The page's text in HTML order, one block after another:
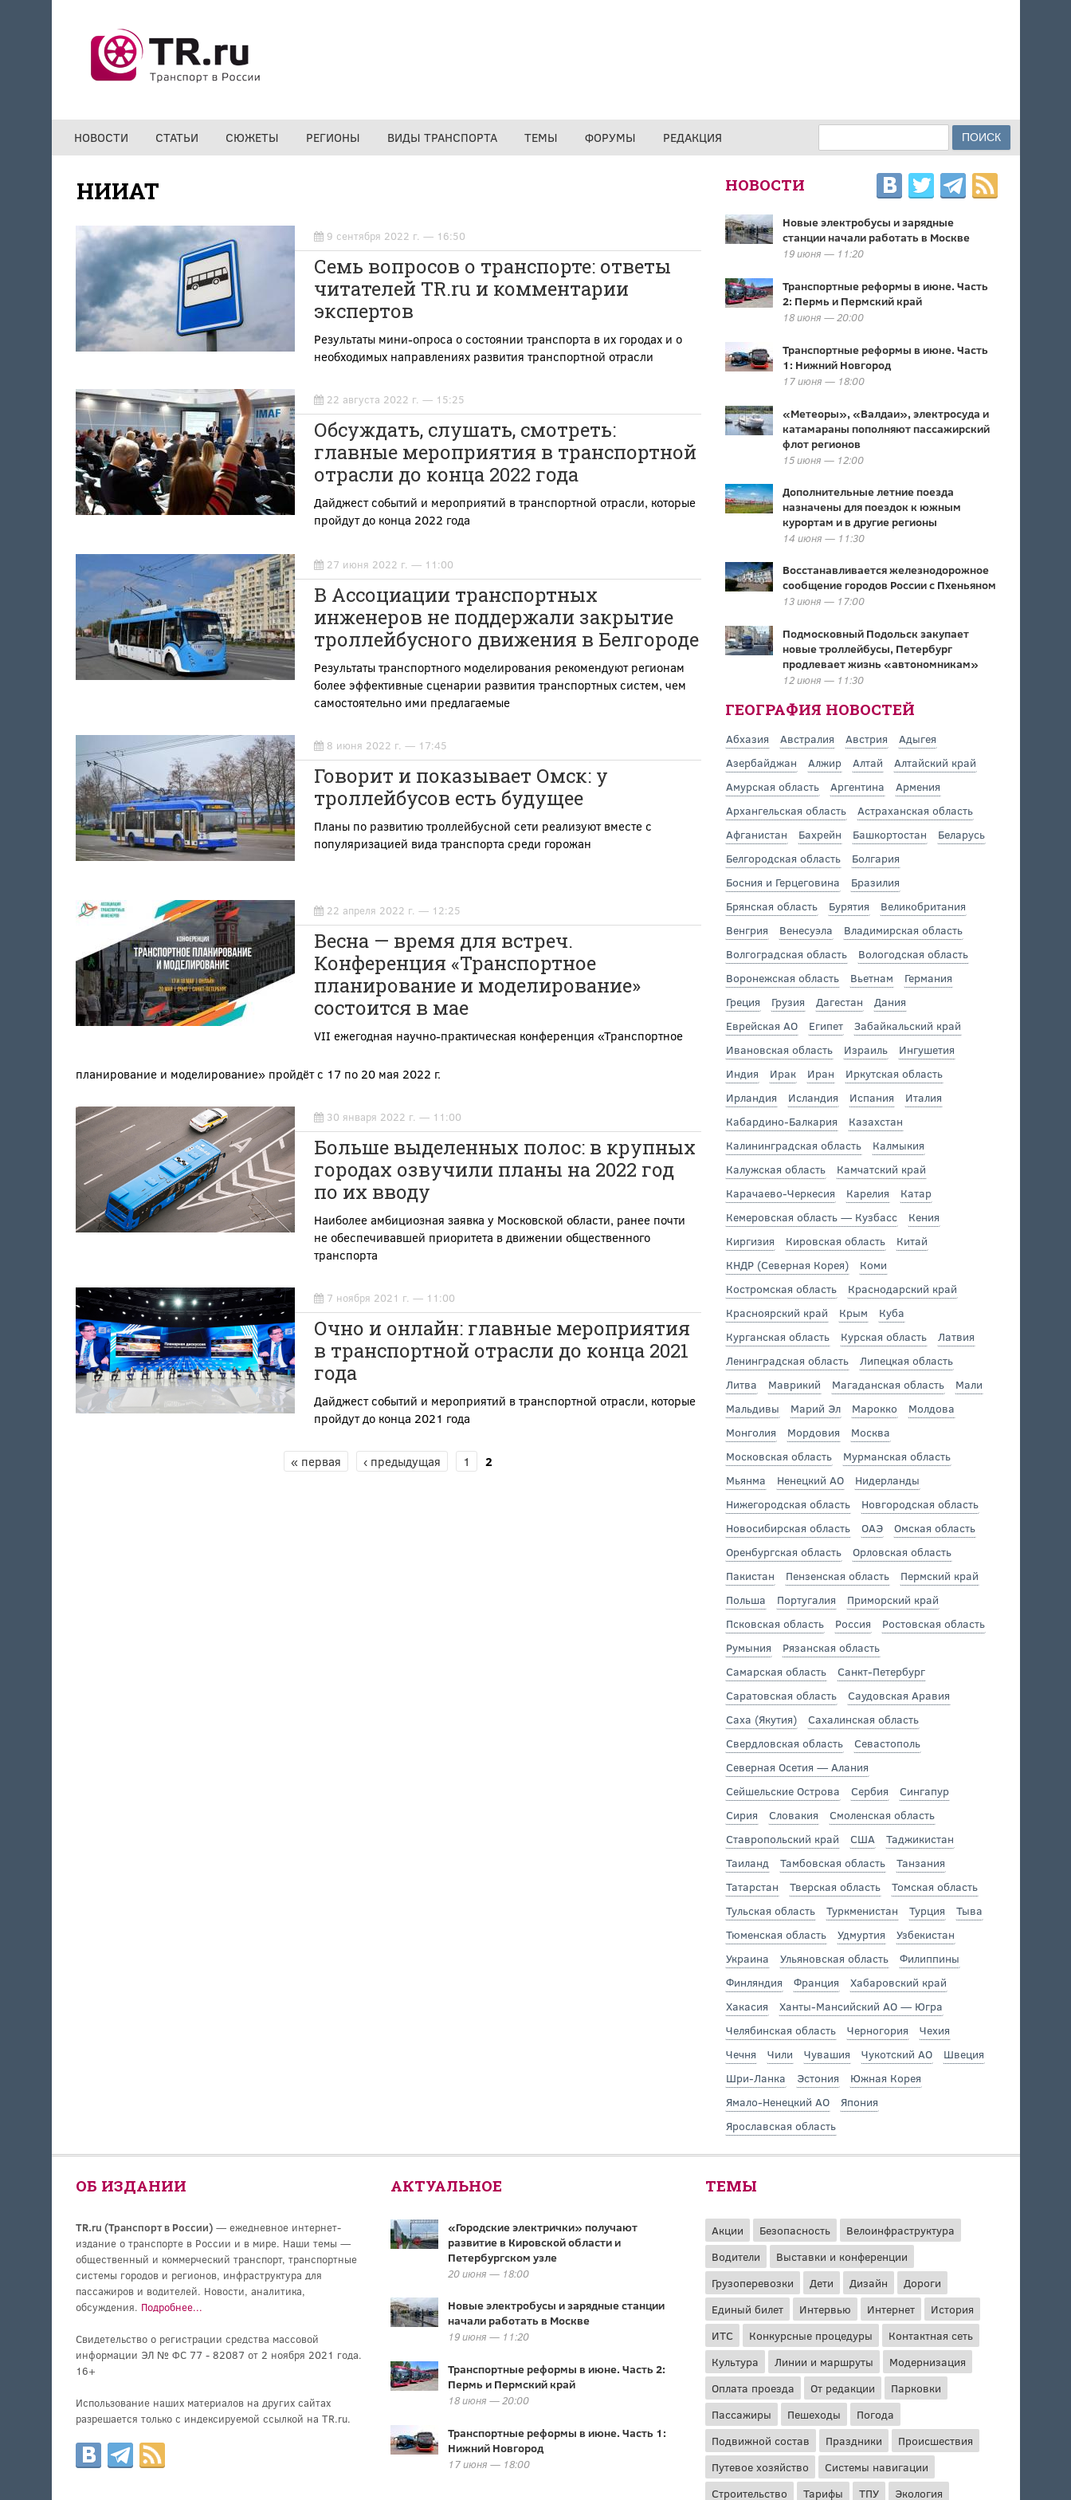
НОВОСТИ СТАТЬИ СЮЖЕТЫ РЕГИОНЫ ВИДЫ ТРАНСПОРТА ТЕМЫ ФОРУМЫ РЕДАКЦИЯ ФОРМА ПОИСКА
НИИАТ
9 сентября 2022 г. — 16:50
Семь вопросов о транспорте: ответы
читателей TR.ru и комментарии
экспертов
Результаты мини-опроса о состоянии транспорта в их городах и о
необходимых направлениях развития транспортной отрасли
22 августа 2022 г. — 15:25
Обсуждать, слушать, смотреть:
главные мероприятия в транспортной
отрасли до конца 2022 года
Дайджест событий и мероприятий в транспортной отрасли, которые
пройдут до конца 2022 года
27 июня 2022 г. — 11:00
В Ассоциации транспортных
инженеров не поддержали закрытие
троллейбусного движения в Белгороде
Результаты транспортного моделирования рекомендуют регионам
более эффективные сценарии развития транспортных систем, чем
самостоятельно ими предлагаемые
8 июня 2022 г. — 17:45
Говорит и показывает Омск: у
троллейбусов есть будущее
Планы по развитию троллейбусной сети реализуют вместе с
популяризацией вида транспорта среди горожан
22 апреля 2022 г. — 12:25
Весна — время для встреч.
Конференция «Транспортное
планирование и моделирование»
состоится в мае
VII ежегодная научно-практическая конференция «Транспортное
планирование и моделирование» пройдёт с 17 по 20 мая 2022 г.
30 января 2022 г. — 11:00
Больше выделенных полос: в крупных
городах озвучили планы на 2022 год
по их вводу
Наиболее амбициозная заявка у Московской области, ранее почти
не обеспечивавшей приоритета в движении общественного
транспорта
7 ноября 2021 г. — 11:00
Очно и онлайн: главные мероприятия
в транспортной отрасли до конца 2021
года
Дайджест событий и мероприятий в транспортной отрасли, которые
пройдут до конца 2021 года
« первая ‹ предыдущая 1 2
НОВОСТИ
Новые электробусы и зарядные
станции начали работать в Москве
19 июня — 11:20
Транспортные реформы в июне. Часть
2: Пермь и Пермский край
18 июня — 20:00
Транспортные реформы в июне. Часть
1: Нижний Новгород
17 июня — 18:00
«Метеоры», «Валдаи», электросуда и
катамараны пополняют пассажирский
флот регионов
15 июня — 12:00
Дополнительные летние поезда
назначены для поездок к южным
курортам и в другие регионы
14 июня — 11:30
Восстанавливается железнодорожное
сообщение городов России с Пхеньяном
13 июня — 17:00
Подмосковный Подольск закупает
новые троллейбусы, Петербург
продлевает жизнь «автономникам»
12 июня — 11:30
ГЕОГРАФИЯ НОВОСТЕЙ
Абхазия Австралия Австрия
Адыгея
Азербайджан
Алжир Алтай
Алтайский край
Амурская область
Аргентина
Армения
Архангельская область
Астраханская область
Афганистан
Бахрейн Башкортостан
Беларусь
Белгородская область
Болгария
Босния и Герцеговина
Бразилия
Брянская область
Бурятия
Великобритания
Венгрия
Венесуэла
Владимирская область
Волгоградская область
Вологодская область
Воронежская область
Вьетнам
Германия
Греция
Грузия Дагестан
Дания
Еврейская АО
Египет
Забайкальский край
Ивановская область
Израиль
Ингушетия
Индия
Ирак Иран
Иркутская область
Ирландия
Исландия Испания
Италия
Кабардино-Балкария
Казахстан
Калининградская область
Калмыкия
Калужская область
Камчатский край
Карачаево-Черкесия
Карелия
Катар
Кемеровская область — Кузбасс
Кения
Киргизия
Кировская область
Китай
КНДР (Северная Корея)
Коми
Костромская область
Краснодарский край
Красноярский край
Крым
Куба
Курганская область
Курская область
Латвия
Ленинградская область
Липецкая область
Литва
Маврикий Магаданская область
Мали
Мальдивы
Марий Эл Марокко
Молдова
Монголия
Мордовия
Москва
Московская область
Мурманская область
Мьянма
Ненецкий АО
Нидерланды
Нижегородская область
Новгородская область
Новосибирская область
ОАЭ
Омская область
Оренбургская область
Орловская область
Пакистан
Пензенская область
Пермский край
Польша
Португалия
Приморский край
Псковская область
Россия
Ростовская область
Румыния
Рязанская область
Самарская область
Санкт-Петербург
Саратовская область
Саудовская Аравия
Саха (Якутия)
Сахалинская область
Свердловская область
Севастополь
Северная Осетия — Алания
Сейшельские Острова
Сербия
Сингапур
Сирия
Словакия
Смоленская область
Ставропольский край
США
Таджикистан
Таиланд
Тамбовская область
Танзания
Татарстан
Тверская область
Томская область
Тульская область
Туркменистан Турция
Тыва
Тюменская область
Удмуртия
Узбекистан
Украина
Ульяновская область
Филиппины
Финляндия
Франция
Хабаровский край
Хакасия
Ханты-Мансийский АО — Югра
Челябинская область
Черногория
Чехия
Чечня
Чили Чувашия Чукотский АО
Швеция
Шри-Ланка
Эстония
Южная Корея
Ямало-Ненецкий АО
Япония
Ярославская область
ОБ ИЗДАНИИ
TR.ru (Транспорт в России)— ежедневное интернет-
издание о транспорте в России и в мире. Наши темы —
общественный и коммерческий транспорт, транспортные
системы городов и регионов, инфраструктура для
пассажиров и водителей. Новости, аналитика,
обсуждения. Подробнее...
Свидетельство о регистрации средства массовой
информации ЭЛ № ФС 77 - 82087 от 2 ноября 2021 года.
16+
Использование наших материалов на других сайтах
разрешается только с индексируемой ссылкой на TR.ru.
АКТУАЛЬНОЕ
«Городские электрички» получают
развитие в Кировской области и
Петербургском узле
20 июня — 18:00
Новые электробусы и зарядные станции
начали работать в Москве
19 июня — 11:20
Транспортные реформы в июне. Часть 2:
Пермь и Пермский край
18 июня — 20:00
Транспортные реформы в июне. Часть 1:
Нижний Новгород
17 июня — 18:00
ТЕМЫ
Акции Безопасность
Велоинфраструктура
Водители
Выставки и конференции
Грузоперевозки
Дети Дизайн
Дороги
Единый билет
Интервью Интернет
История
ИТС
Конкурсные процедуры
Контактная сеть
Культура
Линии и маршруты
Модернизация
Оплата проезда
От редакции
Парковки
Пассажиры
Пешеходы
Погода
Подвижной состав
Праздники
Происшествия
Путевое хозяйство
Системы навигации
Строительство
Тарифы ТПУ Экология